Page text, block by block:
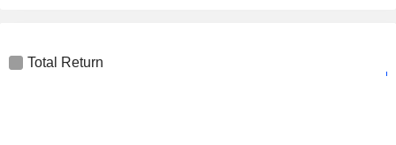
Total Return